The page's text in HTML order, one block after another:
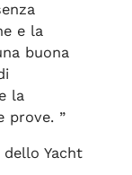
e la
buona
la
prove. ”
Yacht